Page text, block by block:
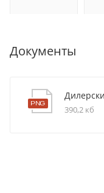
Документы
390,2 кб